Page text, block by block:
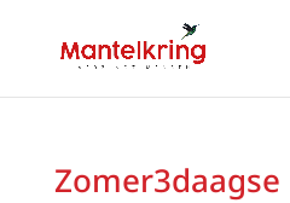
Zomer3daagse